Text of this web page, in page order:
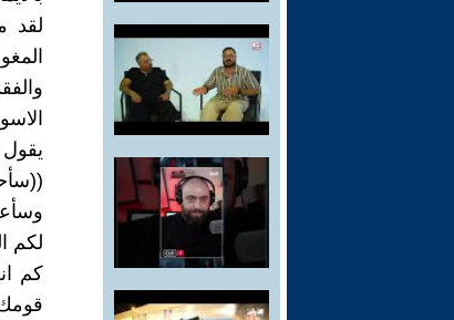
لقد
لكم
كم